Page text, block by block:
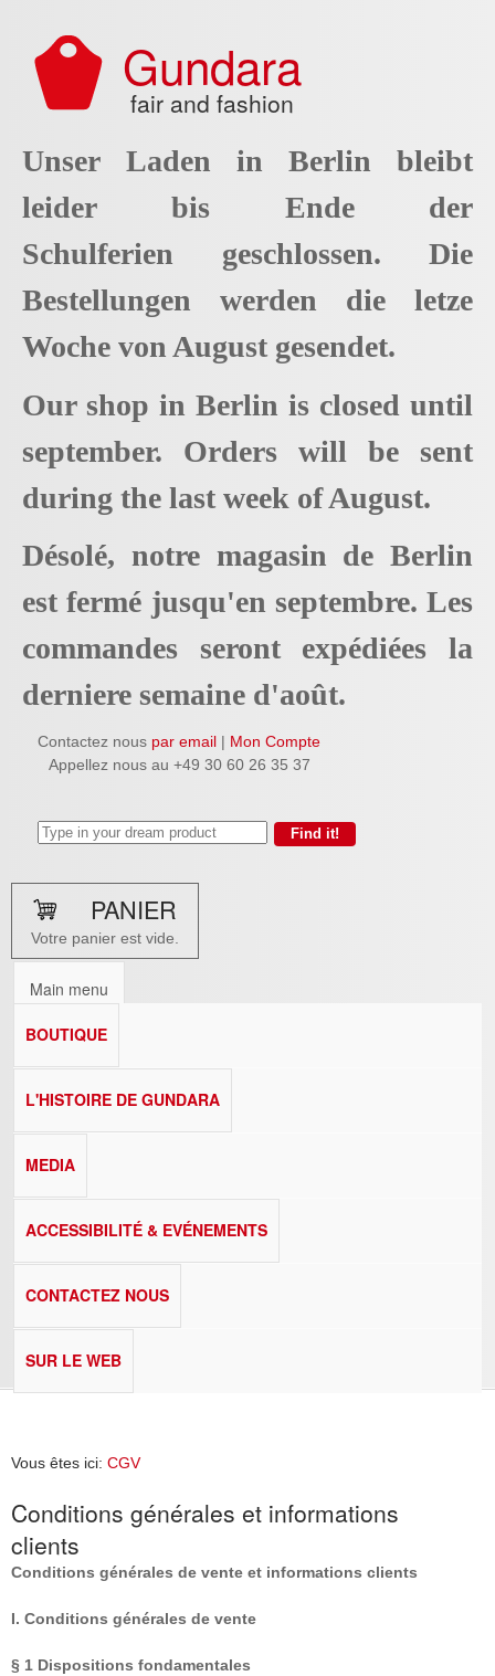
Gundara
fair and fashion
Unser Laden in Berlin bleibt
leider bis Ende der
Schulferien geschlossen. Die
Bestellungen werden die letze
Woche von August gesendet.
Our shop in Berlin is closed until
september. Orders will be sent
during the last week of August.
Désolé, notre magasin de Berlin
est fermé jusqu'en septembre. Les
commandes seront expédiées la
derniere semaine d'août.
Contactez nous par email | Mon Compte
Appellez nous au +49 30 60 26 35 37
PANIER
Votre panier est vide.
Main menu
BOUTIQUE
L'HISTOIRE DE GUNDARA
MEDIA
ACCESSIBILITÉ & EVÉNEMENTS
CONTACTEZ NOUS
SUR LE WEB
Vous êtes ici: CGV
Conditions générales et informations
clients
Conditions générales de vente et informations clients
I. Conditions générales de vente
§ 1 Dispositions fondamentales